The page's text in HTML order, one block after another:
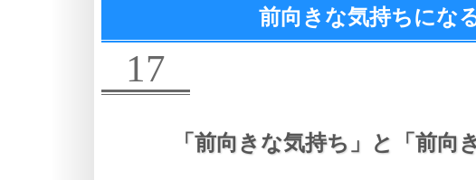
前向きな気持ちにな
17
「前向きな気持ち」と 「前向